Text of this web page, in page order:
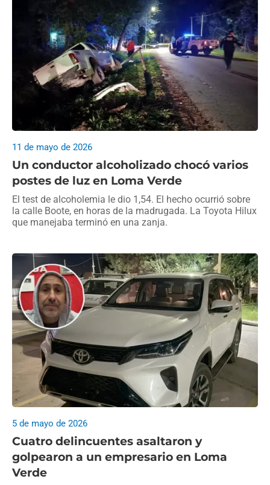
Un conductor alcoholizado chocó varios
postes de luz en Loma Verde
11 de mayo de 2026
El test de alcoholemia le dio 1,54. El hecho ocurrió sobre
la calle Boote, en horas de la madrugada. La Toyota Hilux
que manejaba terminó en una zanja.
Cuatro delincuentes asaltaron y
golpearon a un empresario en Loma
Verde
5 de mayo de 2026